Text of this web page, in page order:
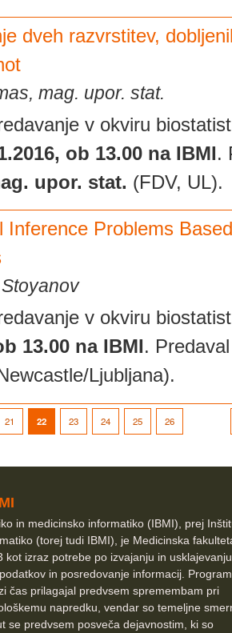
dveh razvrstitev,
mag. upor. stat.
v okviru
ob 13.00 na IBMI.
upor. stat. (FDV, UL).
Inference Problems
v okviru
13.00 na IBMI.
Ljubljana).
21 22 23 24 25 26
in medicinsko informatiko (IBMI), prej
(torej tudi IBMI), je Medicinska
kot izraz potrebe po izvajanju in
in posredovanje informacij.
čas prilagajal predvsem spremembam pri
napredku, vendar so temeljne
se predvsem posveča dejavnostim, ki so